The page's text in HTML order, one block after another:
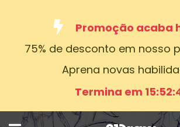
Promoção acaba
75% de desconto em nosso
Aprena novas
Termina em
Cursos